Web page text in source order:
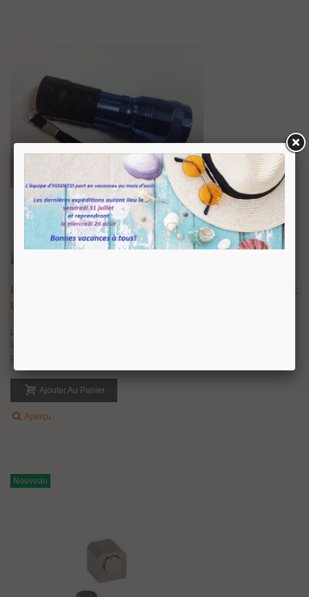
Universelle
TTC
Lampe torche portative de lumière UV avec 14 LED et 50 ml de colle
universelle. Pour collage ponctuel verre sur verre ou métal sur verre pour de
petites structures avec une colle spécial réactif aux UV. Fonctionne...
Ajouter Au Panier
Aperçu
Nouveau